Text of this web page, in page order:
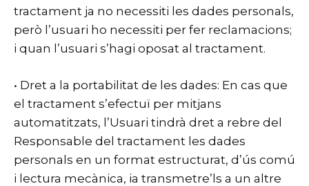
tractament ja no necessiti les dades personals,
però l’usuari ho necessiti per fer reclamacions;
i quan l’usuari s’hagi oposat al tractament.
• Dret a la portabilitat de les dades: En cas que
el tractament s’efectuï per mitjans
automatitzats, l’Usuari tindrà dret a rebre del
Responsable del tractament les dades
personals en un format estructurat, d’ús comú
i lectura mecànica, ia transmetre’ls a un altre